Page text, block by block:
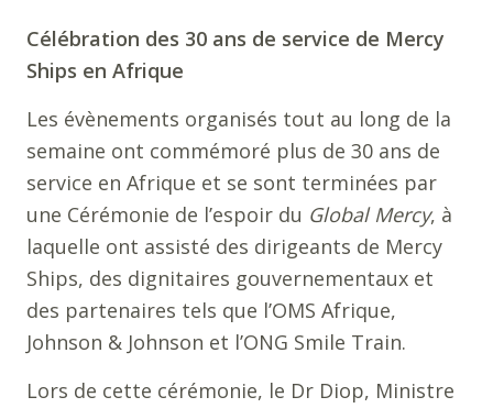
Célébration des 30 ans de service de Mercy
Ships en Afrique
Les évènements organisés tout au long de la
semaine ont commémoré plus de 30 ans de
service en Afrique et se sont terminées par
une Cérémonie de l’espoir du Global Mercy, à
laquelle ont assisté des dirigeants de Mercy
Ships, des dignitaires gouvernementaux et
des partenaires tels que l’OMS Afrique,
Johnson & Johnson et l’ONG Smile Train.
Lors de cette cérémonie, le Dr Diop, Ministre